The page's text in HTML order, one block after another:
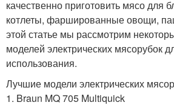
качественно приготовить мясо для
котлеты, фаршированные овощи,
этой статье мы рассмотрим
моделей электрических мясорубок
использования.
Лучшие модели электрических
1. Braun MQ 705 Multiquick